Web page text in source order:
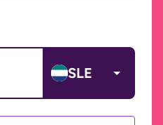
SLE